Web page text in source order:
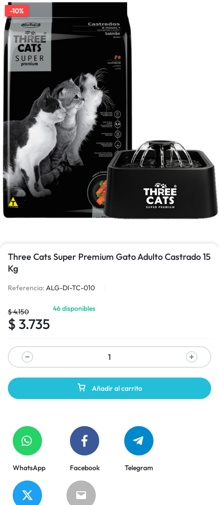
-10%
Three Cats Super Premium Gato Adulto Castrado 15
Kg
Referencia: ALG-DI-TC-010
$4.150
$ 3.735
46 disponibles
Añadir al carrito
WhatsApp Facebook Telegram